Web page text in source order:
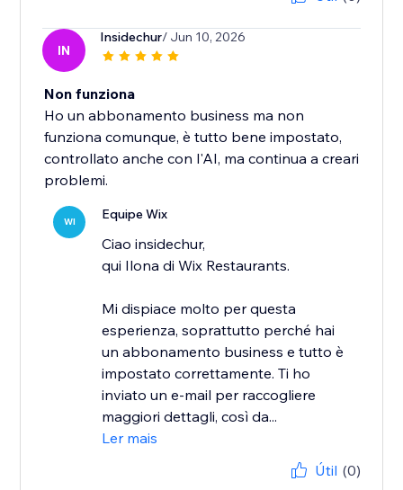
IN
Insidechur/ Jun 10, 2026
Non funziona
Ho un abbonamento business ma non
funziona comunque, è tutto bene impostato,
controllato anche con l'AI, ma continua a creari
problemi.
WI Equipe Wix
Ciao insidechur,
qui Ilona di Wix Restaurants.
Mi dispiace molto per questa
esperienza, soprattutto perché hai
un abbonamento business e tutto è
impostato correttamente. Ti ho
inviato un e-mail per raccogliere
maggiori dettagli, così da...
Ler mais
Útil (0)